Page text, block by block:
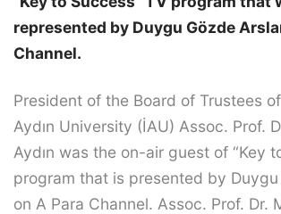
represented by Duygu Gözde
Channel.
President of the Board of Trustees
Aydın University (İAU) Assoc. Prof.
Aydın was the on-air guest of “Key
program that is presented by Duygu
on A Para Channel. Assoc. Prof. Dr.